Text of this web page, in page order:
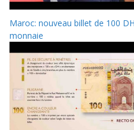
Maroc: nouveau billet de 100
monnaie